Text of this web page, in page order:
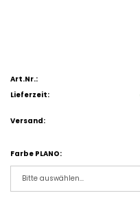
Art.Nr.:
Lieferzeit:
Versand:
Farbe PLANO: